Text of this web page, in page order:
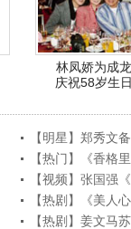
林凤娇为成龙
庆祝58岁生
【明星】郑秀文
【热门】《香格
【视频】张国强
【热剧】《美人
【热剧】姜文马